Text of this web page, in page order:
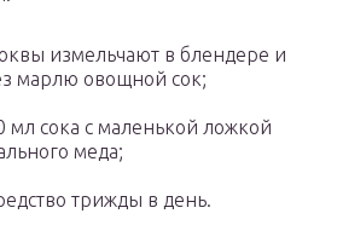
измельчают в блендере и
марлю овощной сок;
сока с маленькой ложкой
меда;
трижды в день.